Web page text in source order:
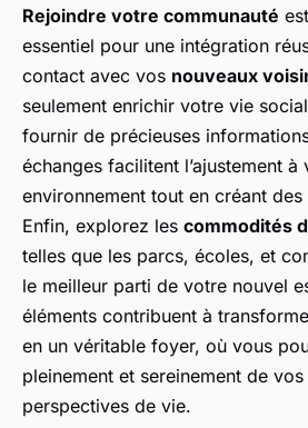
Rejoindre votre communauté
essentiel pour une intégration
contact avec vos nouveaux
seulement enrichir votre vie
fournir de précieuses
échanges facilitent l’ajustement à
environnement tout en créant des
Enfin, explorez les commodités
telles que les parcs, écoles, et
le meilleur parti de votre nouvel
éléments contribuent à
en un véritable foyer, où vous
pleinement et sereinement de
perspectives de vie.